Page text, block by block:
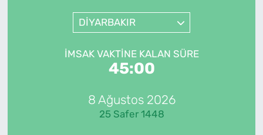
DİYARBAKIR
İMSAK VAKTINE KALAN SÜRE
45:00
8 Ağustos 2026
25 Safer 1448